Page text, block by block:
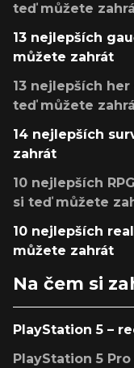
teď můžete
13 nejlepších
můžete zahrát
13 nejlepších
teď můžete
14 nejlepších
zahrát
10 nejlepších
si teď můžete
10 nejlepších
můžete zahrát
Na čem si
PlayStation 5 –
PlayStation 5